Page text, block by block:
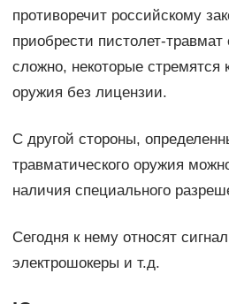
противоречит российскому
приобрести пистолет-травмат
сложно, некоторые стремятся
оружия без лицензии.
С другой стороны,
травматического оружия
наличия специального
Сегодня к нему относят
электрошокеры и т.д.